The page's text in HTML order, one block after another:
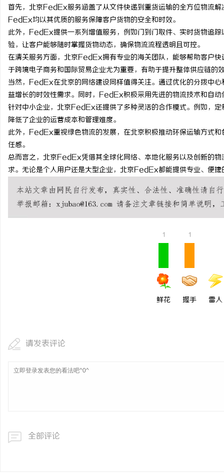
首先，北京FedEx服务涵盖了从文件快递到重货运输的全方位物流
FedEx均以其优质的服务保障客户货物的安全和时效。
此外，FedEx提供一系列增值服务，例如门到门取件、实时货物追
验，让客户能够随时掌握货物动态，确保物流流程透明且可控。
在清关服务方面，北京FedEx拥有专业的海关团队，能够帮助客户
于跨境电子商务和国际贸易企业尤为重要，有助于提升整体供应链的
当然，FedEx在北京的网络建设同样值得关注。通过优化的分拨中
益增长的时效性需求。同时，FedEx积极采用先进的物流技术和自动
针对中小企业，北京FedEx还提供了多种灵活的合作模式。例如，
降低了企业的运营成本和管理难度。
此外，FedEx重视绿色物流的发展，在北京积极推动环保运输方式
任感。
总而言之，北京FedEx凭借其全球化网络、本地化服务以及创新的
求。无论是个人用户还是大型企业，北京FedEx都能提供专业、便
1
鲜花
1
握手 雷人
请发表评论
全部评论